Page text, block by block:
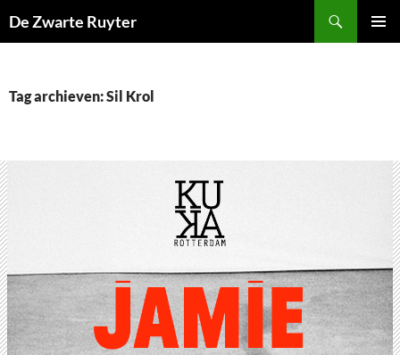
naar
De Zwarte Ruyter
Tag archieven: Sil Krol